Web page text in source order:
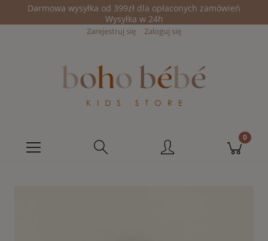
Darmowa wysyłka od 399zł dla opłaconych zamówień
Wysyłka w 24h
Zarejestruj się Zaloguj się